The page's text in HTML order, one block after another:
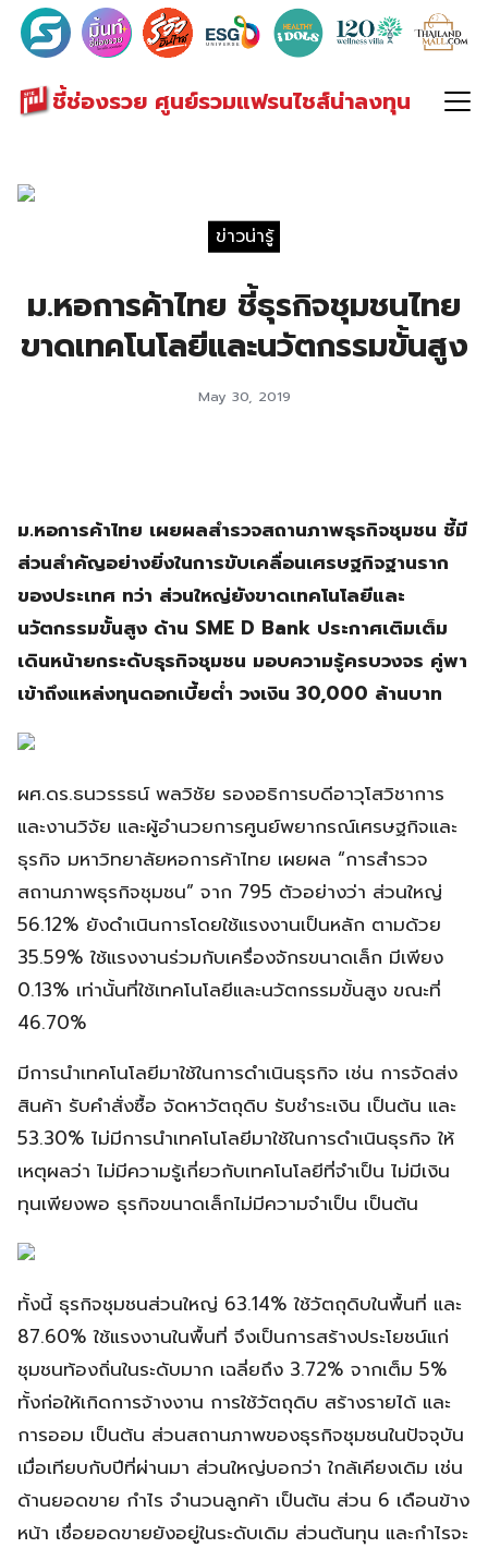
ชี้ช่องรวย ศูนย์รวมแฟรนไชส์น่าลงทุน
Search
for:
ข่าวน่ารู้
ม.หอการค้าไทย ชี้ธุรกิจชุมชนไทย
ขาดเทคโนโลยีและนวัตกรรมขั้นสูง
May 30, 2019
ม.หอการค้าไทย เผยผลสำรวจสถานภาพธุรกิจชุมชน ชี้มี
ส่วนสำคัญอย่างยิ่งในการขับเคลื่อนเศรษฐกิจฐานราก
ของประเทศ ทว่า ส่วนใหญ่ยังขาดเทคโนโลยีและ
นวัตกรรมขั้นสูง ด้าน SME D Bank ประกาศเติมเต็ม
เดินหน้ายกระดับธุรกิจชุมชน มอบความรู้ครบวงจร คู่พา
เข้าถึงแหล่งทุนดอกเบี้ยต่ำ วงเงิน 30,000 ล้านบาท
ผศ.ดร.ธนวรรธน์ พลวิชัย รองอธิการบดีอาวุโสวิชาการ
และงานวิจัย และผู้อำนวยการศูนย์พยากรณ์เศรษฐกิจและ
ธุรกิจ มหาวิทยาลัยหอการค้าไทย เผยผล “การสำรวจ
สถานภาพธุรกิจชุมชน” จาก 795 ตัวอย่างว่า ส่วนใหญ่
56.12% ยังดำเนินการโดยใช้แรงงานเป็นหลัก ตามด้วย
35.59% ใช้แรงงานร่วมกับเครื่องจักรขนาดเล็ก มีเพียง
0.13% เท่านั้นที่ใช้เทคโนโลยีและนวัตกรรมขั้นสูง ขณะที่
46.70%
มีการนำเทคโนโลยีมาใช้ในการดำเนินธุรกิจ เช่น การจัดส่ง
สินค้า รับคำสั่งซื้อ จัดหาวัตถุดิบ รับชำระเงิน เป็นต้น และ
53.30% ไม่มีการนำเทคโนโลยีมาใช้ในการดำเนินธุรกิจ ให้
เหตุผลว่า ไม่มีความรู้เกี่ยวกับเทคโนโลยีที่จำเป็น ไม่มีเงิน
ทุนเพียงพอ ธุรกิจขนาดเล็กไม่มีความจำเป็น เป็นต้น
ทั้งนี้ ธุรกิจชุมชนส่วนใหญ่ 63.14% ใช้วัตถุดิบในพื้นที่ และ
87.60% ใช้แรงงานในพื้นที่ จึงเป็นการสร้างประโยชน์แก่
ชุมชนท้องถิ่นในระดับมาก เฉลี่ยถึง 3.72% จากเต็ม 5%
ทั้งก่อให้เกิดการจ้างงาน การใช้วัตถุดิบ สร้างรายได้ และ
การออม เป็นต้น ส่วนสถานภาพของธุรกิจชุมชนในปัจจุบัน
เมื่อเทียบกับปีที่ผ่านมา ส่วนใหญ่บอกว่า ใกล้เคียงเดิม เช่น
ด้านยอดขาย กำไร จำนวนลูกค้า เป็นต้น ส่วน 6 เดือนข้าง
หน้า เชื่อยอดขายยังอยู่ในระดับเดิม ส่วนต้นทุน และกำไรจะ